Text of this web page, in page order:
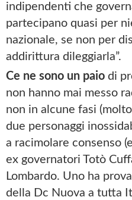
indipendenti che
partecipano quasi per
nazionale, se non per
addirittura dileggiarla”.
Ce ne sono un paio di
non hanno mai messo
non in alcune fasi
due personaggi
a racimolare consenso
ex governatori Totò
Lombardo. Uno ha
della Dc Nuova a tutta